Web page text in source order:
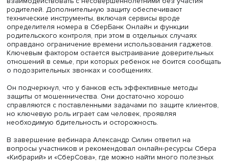
по указанию другого лица совершал переводы,
или обналичивал чужие деньги через свои
купил или оформил карту для использования в
преступных схемах и передал доступ третьим
Эксперт Сбера предложил слушателям конкретные
рекомендации, как защитить детей от мошенников.
важно системно объяснять основы цифровой гигиены:
недопустимость передачи личных и финансовых
опасность перехода по сомнительным ссылкам и
документов, а также запрет на передачу кодов из
менее значимо контролировать общение детей с
правоохранительных и государственных органов не
взаимодействовать с несовершеннолетними без